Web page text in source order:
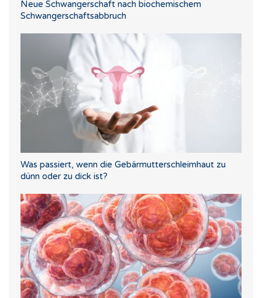
Neue Schwangerschaft nach biochemischem
Schwangerschaftsabbruch
Was passiert, wenn die Gebärmutterschleimhaut zu
dünn oder zu dick ist?